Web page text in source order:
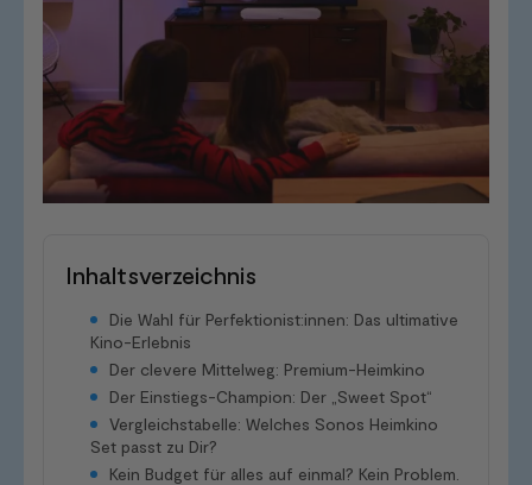
Inhaltsverzeichnis
Die Wahl für Perfektionist:innen: Das ultimative
Kino-Erlebnis
Der clevere Mittelweg: Premium-Heimkino
Der Einstiegs-Champion: Der „Sweet Spot“
Vergleichstabelle: Welches Sonos Heimkino
Set passt zu Dir?
Kein Budget für alles auf einmal? Kein Problem.